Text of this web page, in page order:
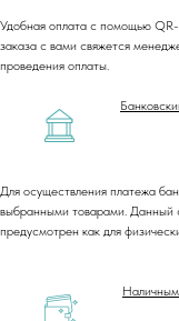
Удобная оплата с помощью
заказа с вами свяжется
проведения оплаты.
Для осуществления платежа
выбранными товарами. Данный
предусмотрен как для